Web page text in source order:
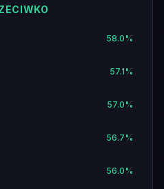
58.0%
57.1%
57.0%
56.7%
56.0%